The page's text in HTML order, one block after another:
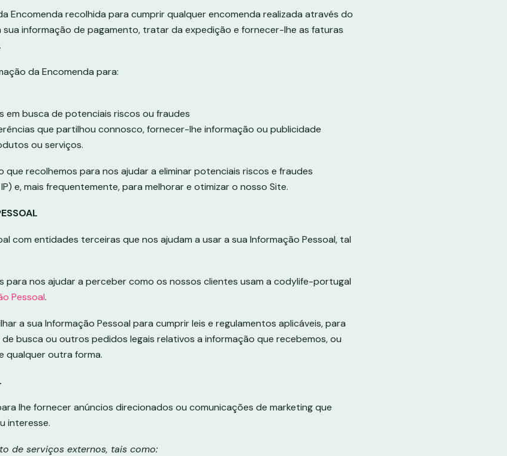
Encomenda recolhida para cumprir qualquer encomenda realizada através do
informação de pagamento, tratar da expedição e fornecer-lhe as faturas
da Encomenda para:
em busca de potenciais riscos ou fraudes
que partilhou connosco, fornecer-lhe informação ou publicidade
ou serviços.
que recolhemos para nos ajudar a eliminar potenciais riscos e fraudes
e, mais frequentemente, para melhorar e otimizar o nosso Site.
com entidades terceiras que nos ajudam a usar a sua Informação Pessoal, tal
para nos ajudar a perceber como os nossos clientes usam a codylife-portugal
Pessoal.
a sua Informação Pessoal para cumprir leis e regulamentos aplicáveis, para
busca ou outros pedidos legais relativos a informação que recebemos, ou
qualquer outra forma.
lhe fornecer anúncios direcionados ou comunicações de marketing que
interesse.
de serviços externos, tais como: